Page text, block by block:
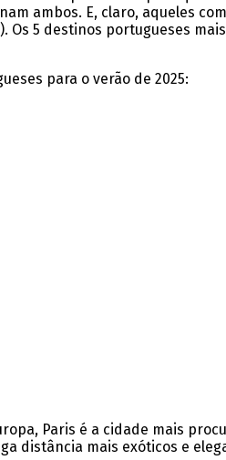
ambos. E, claro, aqueles
Os 5 destinos portugueses
para o verão de 2025:
Paris é a cidade mais
distância mais exóticos e